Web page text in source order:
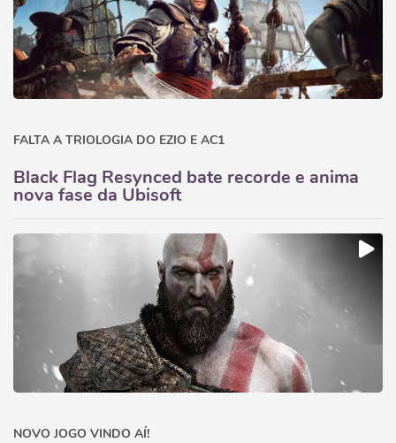
FALTA A TRIOLOGIA DO EZIO E AC1
Black Flag Resynced bate recorde e anima
nova fase da Ubisoft
NOVO JOGO VINDO AÍ!